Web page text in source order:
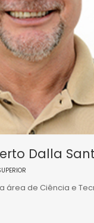
Dalla
área de Ciência e